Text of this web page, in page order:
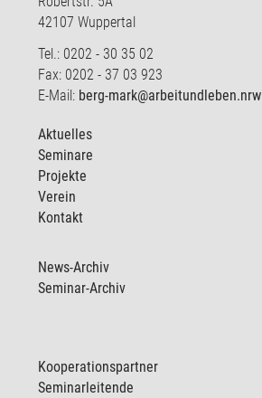
42107 Wuppertal
Tel.: 0202 - 30 35 02
Fax: 0202 - 37 03 923
E-Mail: berg-mark@arbeitundleben.nrw
Aktuelles
Seminare
Projekte
Verein
Kontakt
News-Archiv
Seminar-Archiv
Kooperationspartner
Seminarleitende